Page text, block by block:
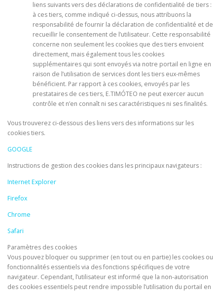
liens suivants vers des déclarations de confidentialité de tiers :
à ces tiers, comme indiqué ci-dessus, nous attribuons la
responsabilité de fournir la déclaration de confidentialité et de
recueillir le consentement de l’utilisateur. Cette responsabilité
concerne non seulement les cookies que des tiers envoient
directement, mais également tous les cookies
supplémentaires qui sont envoyés via notre portail en ligne en
raison de l’utilisation de services dont les tiers eux-mêmes
bénéficient. Par rapport à ces cookies, envoyés par les
prestataires de ces tiers, E.TIMÓTEO ne peut exercer aucun
contrôle et n’en connaît ni ses caractéristiques ni ses finalités.
Vous trouverez ci-dessous des liens vers des informations sur les
cookies tiers.
GOOGLE
Instructions de gestion des cookies dans les principaux navigateurs :
Internet Explorer
Firefox
Chrome
Safari
Paramètres des cookies
Vous pouvez bloquer ou supprimer (en tout ou en partie) les cookies ou
fonctionnalités essentiels via des fonctions spécifiques de votre
navigateur. Cependant, l’utilisateur est informé que la non-autorisation
des cookies essentiels peut rendre impossible l’utilisation du portail en